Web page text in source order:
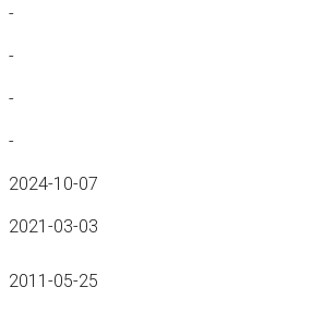
-
-
-
-
2024-10-07
2021-03-03
2011-05-25